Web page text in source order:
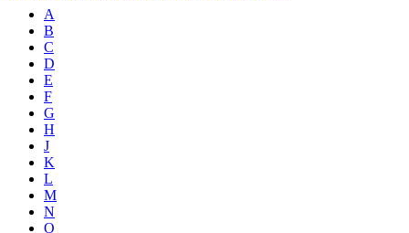
A
B
C
D
E
F
G
H
J
K
L
M
N
O